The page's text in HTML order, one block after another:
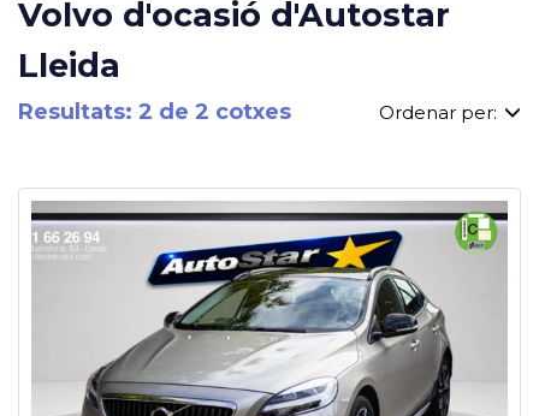
Volvo d'ocasió d'Autostar
Lleida
Resultats: 2 de 2 cotxes Ordenar per: